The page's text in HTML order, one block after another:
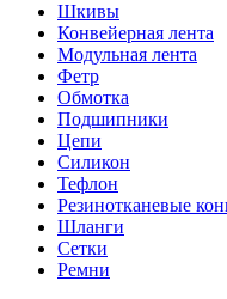
Шкивы
Конвейерная лента
Модульная лента
Фетр
Обмотка
Подшипники
Цепи
Силикон
Тефлон
Резинотканевые
Шланги
Сетки
Ремни